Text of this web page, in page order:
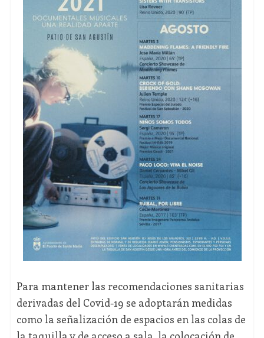
Para mantener las recomendaciones sanitarias
derivadas del Covid-19 se adoptarán medidas
como la señalización de espacios en las colas de